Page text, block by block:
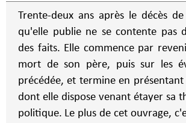
Trente-deux ans après le décès
qu'elle publie ne se contente pas
des faits. Elle commence par
mort de son père, puis sur les
précédée, et termine en
dont elle dispose venant étayer sa
politique. Le plus de cet ouvrage, c'est tout le contexte